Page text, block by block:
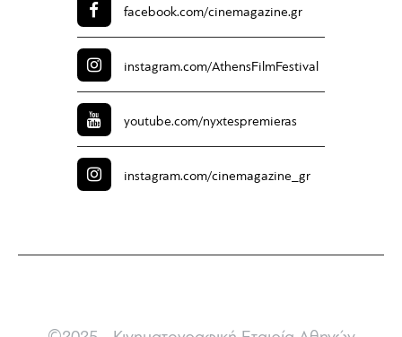
facebook.com/cinemagazine.gr
instagram.com/AthensFilmFestival
youtube.com/nyxtespremieras
instagram.com/cinemagazine_gr